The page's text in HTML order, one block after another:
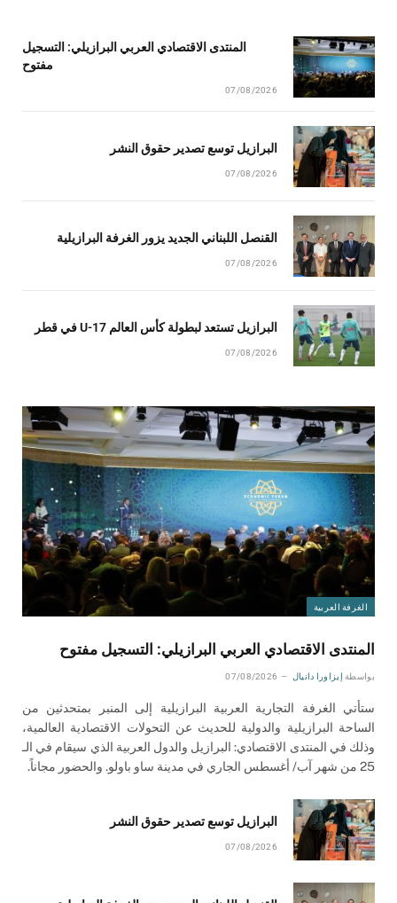
المنتدى الاقتصادي العربي البرازيلي: التسجيل
مفتوح
07/08/2026
البرازيل توسع تصدير حقوق النشر
07/08/2026
القنصل اللبناني الجديد يزور الغرفة البرازيلية
07/08/2026
البرازيل تستعد لبطولة كأس العالم U-17 في قطر
07/08/2026
الغرفة العربية
المنتدى الاقتصادي العربي البرازيلي: التسجيل مفتوح
بواسطة إيزاورا دانيال 07/08/2026
ستأتي الغرفة التجارية العربية البرازيلية إلى المنبر بمتحدثين من
الساحة البرازيلية والدولية للحديث عن التحولات الاقتصادية العالمية،
وذلك في المنتدى الاقتصادي: البرازيل والدول العربية الذي سيقام في الـ
25 من شهر آب/ أغسطس الجاري في مدينة ساو باولو. والحضور مجاناً.
البرازيل توسع تصدير حقوق النشر
07/08/2026